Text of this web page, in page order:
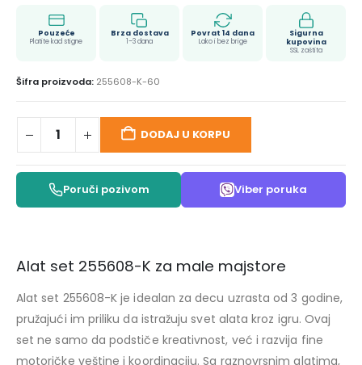
Pouzeće
Platite kad stigne
Brza dostava
1–3 dana
Povrat 14 dana
Lako i bez brige
Sigurna
kupovina
SSL zaštita
Šifra proizvoda: 255608-K-60
DODAJ U KORPU
Poruči pozivom Viber poruka
Alat set 255608-K za male majstore
Alat set 255608-K je idealan za decu uzrasta od 3 godine,
pružajući im priliku da istražuju svet alata kroz igru. Ovaj
set ne samo da podstiče kreativnost, već i razvija fine
motoričke veštine i koordinaciju. Sa raznovrsnim alatima,